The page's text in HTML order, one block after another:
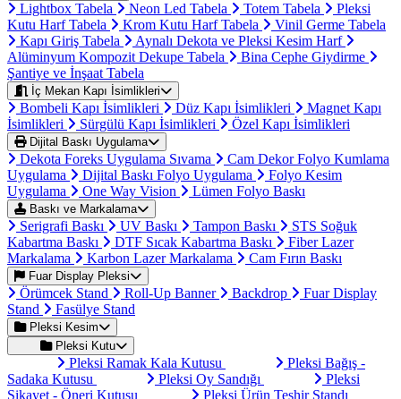
Lightbox Tabela Neon Led Tabela Totem Tabela
Pleksi
Kutu Harf Tabela
Krom Kutu Harf Tabela
Vinil Germe Tabela
Kapı Giriş Tabela
Aynalı Dekota ve Pleksi Kesim Harf
Alüminyum Kompozit Dekupe Tabela
Bina Cephe Giydirme
Şantiye ve İnşaat Tabela
İç Mekan Kapı İsimlikleri
Bombeli Kapı İsimlikleri Düz Kapı İsimlikleri
Magnet Kapı
İsimlikleri
Sürgülü Kapı İsimlikleri Özel Kapı İsimlikleri
Dijital Baskı Uygulama
Dekota Foreks Uygulama Sıvama
Cam Dekor Folyo Kumlama
Uygulama
Dijital Baskı Folyo Uygulama
Folyo Kesim
Uygulama
One Way Vision Lümen Folyo Baskı
Baskı ve Markalama
Serigrafi Baskı UV Baskı Tampon Baskı
STS Soğuk
Kabartma Baskı
DTF Sıcak Kabartma Baskı
Fiber Lazer
Markalama
Karbon Lazer Markalama Cam Fırın Baskı
Fuar Display Pleksi
Örümcek Stand Roll-Up Banner Backdrop
Fuar Display
Stand
Fasülye Stand
Pleksi Kesim
Pleksi Kutu
Pleksi Ramak Kala Kutusu
Pleksi Bağış -
Sadaka Kutusu
Pleksi Oy Sandığı
Pleksi
Şikayet - Öneri Kutusu
Pleksi Ürün Teşhir Standı